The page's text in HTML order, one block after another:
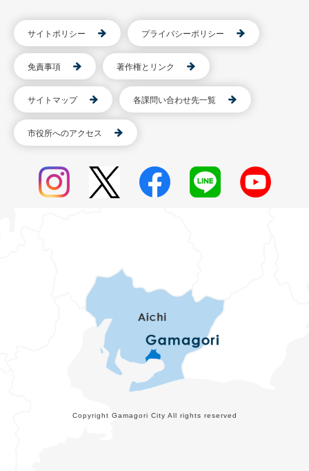
サイトポリシー プライバシーポリシー
免責事項 著作権とリンク
サイトマップ 各課問い合わせ先一覧
市役所へのアクセス
Copyright Gamagori City All rights reserved